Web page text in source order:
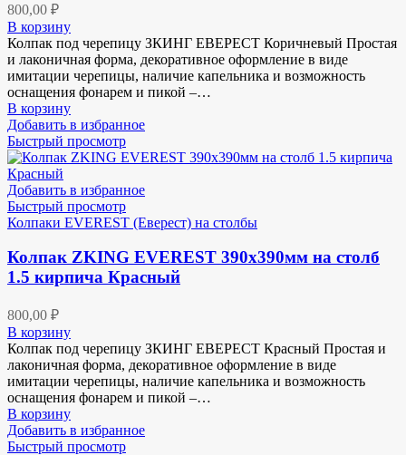
800,00 ₽
В корзину
Колпак под черепицу ЗКИНГ ЕВЕРЕСТ Коричневый Простая
и лаконичная форма, декоративное оформление в виде
имитации черепицы, наличие капельника и возможность
оснащения фонарем и пикой –…
В корзину
Добавить в избранное
Быстрый просмотр
Добавить в избранное
Быстрый просмотр
Колпаки EVEREST (Еверест) на столбы
Колпак ZKING EVEREST 390х390мм на столб
1.5 кирпича Красный
800,00 ₽
В корзину
Колпак под черепицу ЗКИНГ ЕВЕРЕСТ Красный Простая и
лаконичная форма, декоративное оформление в виде
имитации черепицы, наличие капельника и возможность
оснащения фонарем и пикой –…
В корзину
Добавить в избранное
Быстрый просмотр